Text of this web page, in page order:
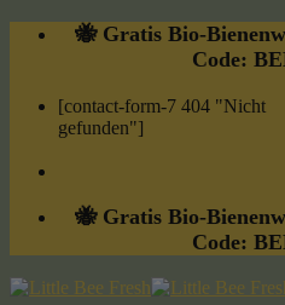
Skip
🐝 Gratis Bio-
Code:
[contact-form-7 404 "Nicht
gefunden"]
🐝 Gratis Bio-
Code: